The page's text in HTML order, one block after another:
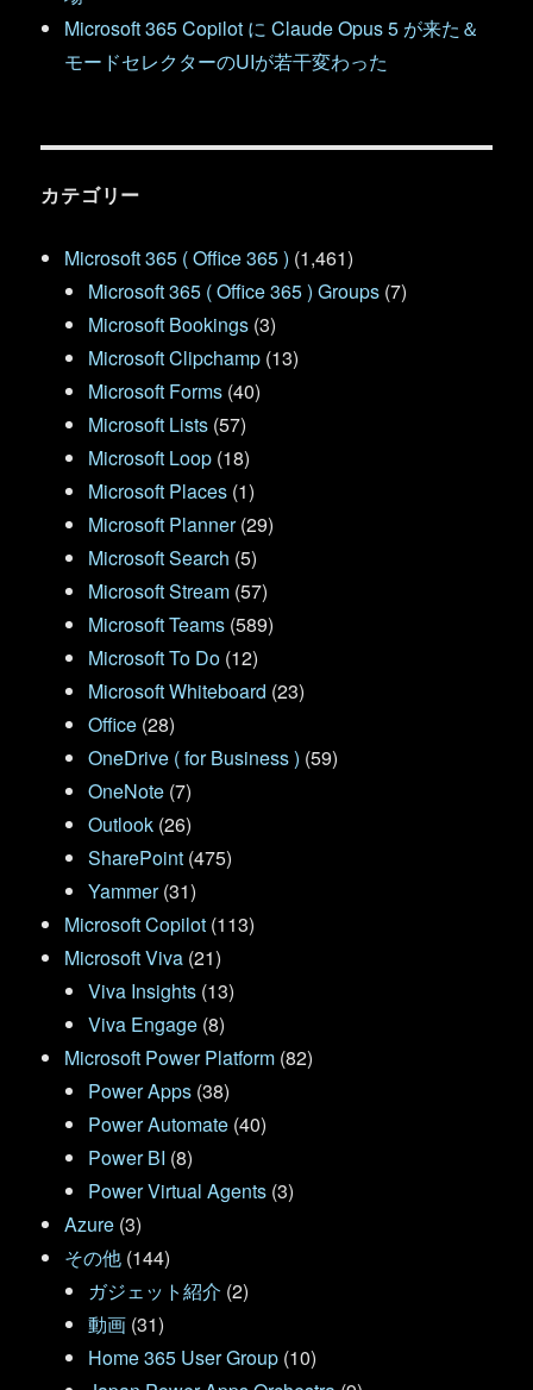
Microsoft 365 Copilot に Claude Opus 5 が来た＆
モードセレクターのUIが若干変わった
カテゴリー
Microsoft 365 ( Office 365 ) (1,461)
Microsoft 365 ( Office 365 ) Groups (7)
Microsoft Bookings (3)
Microsoft Clipchamp (13)
Microsoft Forms (40)
Microsoft Lists (57)
Microsoft Loop (18)
Microsoft Places (1)
Microsoft Planner(29)
Microsoft Search (5)
Microsoft Stream (57)
Microsoft Teams (589)
Microsoft To Do (12)
Microsoft Whiteboard (23)
Office (28)
OneDrive ( for Business ) (59)
OneNote (7)
Outlook (26)
SharePoint (475)
Yammer(31)
Microsoft Copilot (113)
Microsoft Viva (21)
Viva Insights (13)
Viva Engage (8)
Microsoft Power Platform (82)
Power Apps (38)
Power Automate (40)
Power BI (8)
Power Virtual Agents (3)
Azure (3)
その他 (144)
ガジェット紹介 (2)
動画 (31)
Home 365 User Group (10)